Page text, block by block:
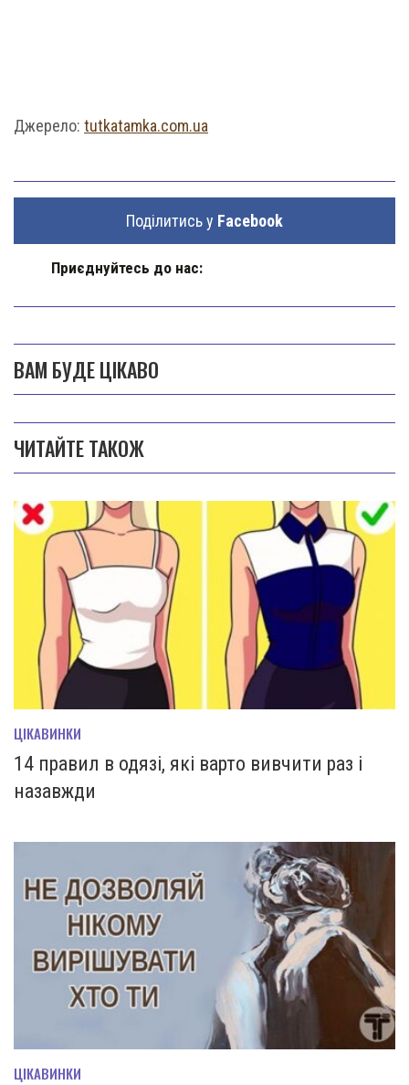
Джерело: tutkatamka.com.ua
Поділитись у Facebook
Приєднуйтесь до нас:
ВАМ БУДЕ ЦІКАВО
ЧИТАЙТЕ ТАКОЖ
ЦІКАВИНКИ
14 правил в одязі, які варто вивчити раз і
назавжди
ЦІКАВИНКИ